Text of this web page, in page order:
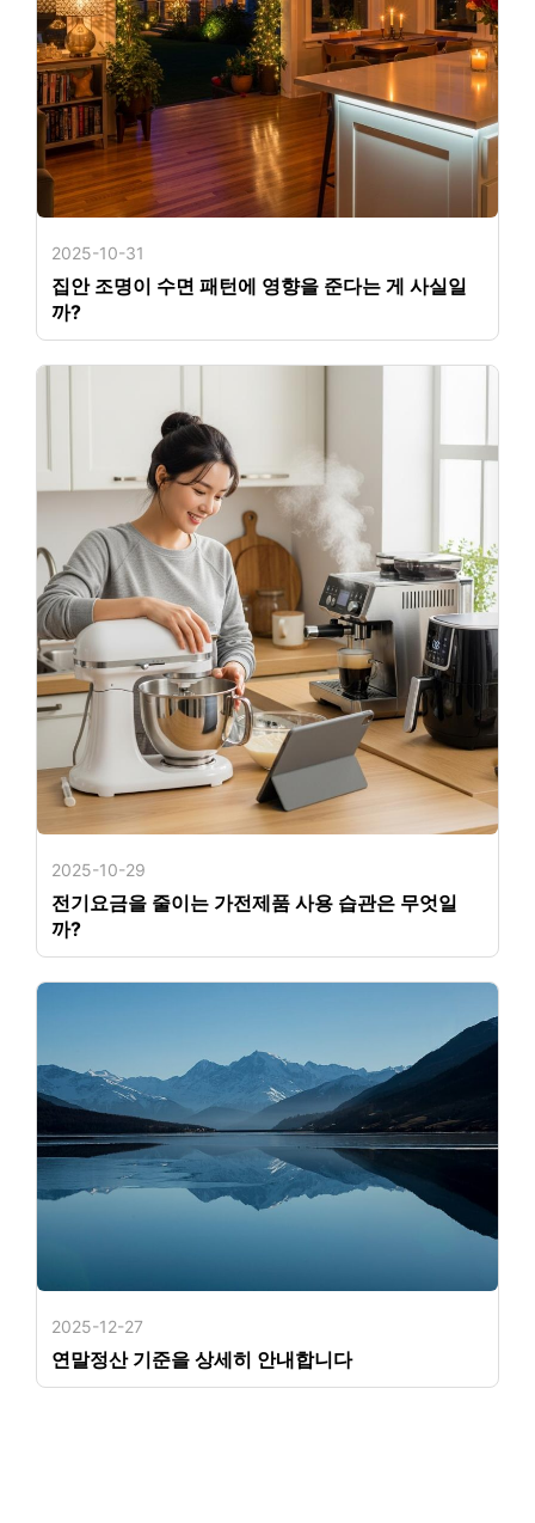
2025-10-31
집안 조명이 수면 패턴에 영향을 준다는 게 사실일
까?
2025-10-29
전기요금을 줄이는 가전제품 사용 습관은 무엇일
까?
2025-12-27
연말정산 기준을 상세히 안내합니다